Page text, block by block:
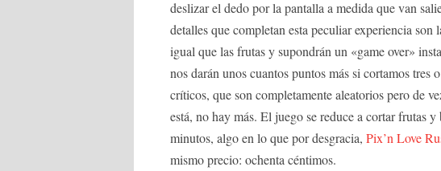
deslizar el dedo por la pantalla a medida que van
detalles que completan esta peculiar experiencia
igual que las frutas y supondrán un «game over»
nos darán unos cuantos puntos más si cortamos tres
críticos, que son completamente aleatorios pero de
está, no hay más. El juego se reduce a cortar frutas
minutos, algo en lo que por desgracia, Pix’n Love
mismo precio: ochenta céntimos.